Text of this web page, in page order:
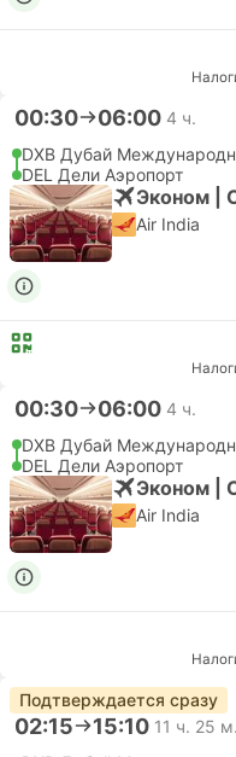
00:30 06:00 4 ч.
DXB Дубай
DEL Дели Аэропорт
Эконом |
Air India
00:30 06:00 4 ч.
DXB Дубай
DEL Дели Аэропорт
Эконом |
Air India
Подтверждается сразу
02:15 15:10 11 ч. 25 м.